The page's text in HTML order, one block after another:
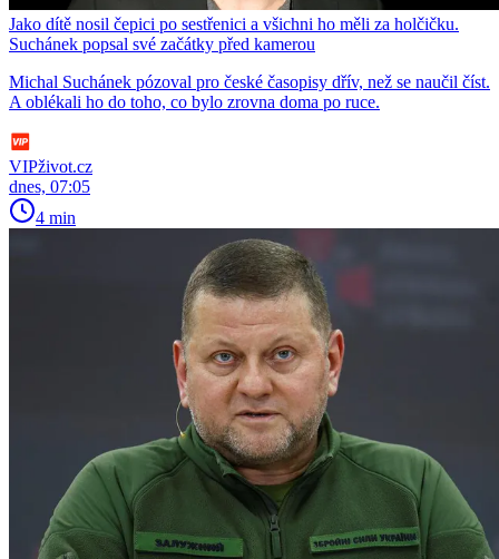
Jako dítě nosil čepici po sestřenici a všichni ho měli za holčičku.
Suchánek popsal své začátky před kamerou
Michal Suchánek pózoval pro české časopisy dřív, než se naučil číst.
A oblékali ho do toho, co bylo zrovna doma po ruce.
VIPživot.cz
dnes, 07:05
4 min